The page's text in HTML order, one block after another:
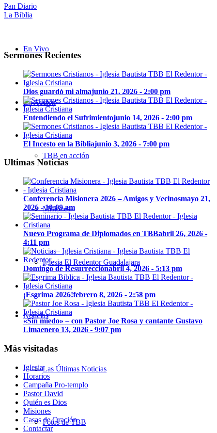
En Vivo
En Acción
TBB en acción
Misiones
Iglesia El Redentor Guadalajara
Noticias
Las Últimas Noticias
Fotos de TBB
Pan Diario
La Biblia
Sermones Recientes
Dios guardó mi almajunio 21, 2026 - 2:00 pm
Entendiendo el Sufrimientojunio 14, 2026 - 2:00 pm
El Incesto en la Bibliajunio 3, 2026 - 7:00 pm
Ultimas Noticias
Conferencia Misionera 2026 – Amigos y Vecinosmayo 21,
2026 - 10:09 am
Nuevo Programa de Diplomados en TBBabril 26, 2026 -
4:11 pm
Domingo de Resurrecciónabril 4, 2026 - 5:13 pm
¡Esgrima 2026!febrero 8, 2026 - 2:58 pm
«Sin miedo» – con Pastor Joe Rosa y cantante Gustavo
Limaenero 13, 2026 - 9:07 pm
Más visitadas
Iglesia
Horarios
Campaña Pro-templo
Pastor David
Quién es Dios
Misiones
Casas de Oración
Contactar